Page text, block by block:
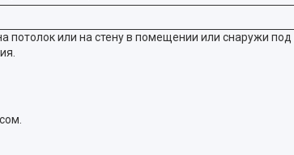
или на стену в помещении или снаружи